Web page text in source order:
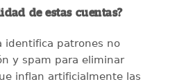
de estas cuentas?
identifica patrones no
y spam para eliminar
inflan artificialmente las